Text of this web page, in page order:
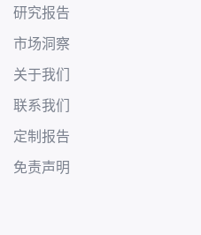
研究报告
市场洞察
关于我们
联系我们
定制报告
免责声明